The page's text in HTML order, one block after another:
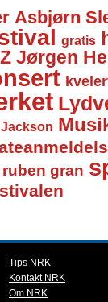
Asbjørn
gratis
Jørgen
ruben gran
Tips NRK
Kontakt NRK
Om NRK